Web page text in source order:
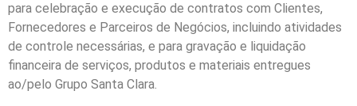
para celebração e execução de contratos com Clientes,
Fornecedores e Parceiros de Negócios, incluindo atividades
de controle necessárias, e para gravação e liquidação
financeira de serviços, produtos e materiais entregues
ao/pelo Grupo Santa Clara.